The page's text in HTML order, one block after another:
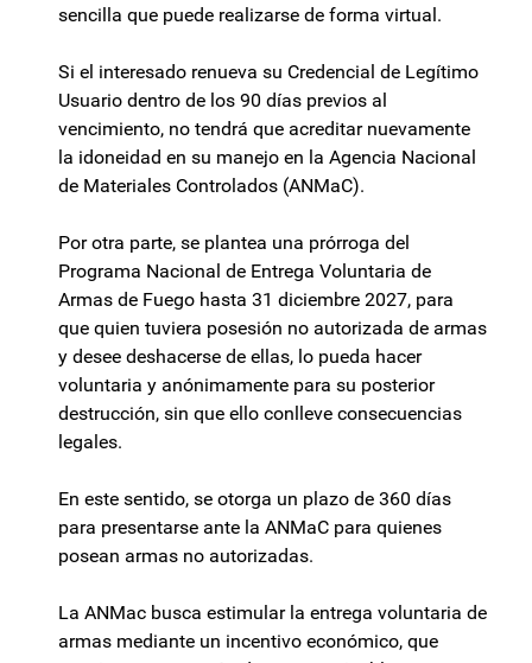
sencilla que puede realizarse de forma virtual.
Si el interesado renueva su Credencial de Legítimo
Usuario dentro de los 90 días previos al
vencimiento, no tendrá que acreditar nuevamente
la idoneidad en su manejo en la Agencia Nacional
de Materiales Controlados (ANMaC).
Por otra parte, se plantea una prórroga del
Programa Nacional de Entrega Voluntaria de
Armas de Fuego hasta 31 diciembre 2027, para
que quien tuviera posesión no autorizada de armas
y desee deshacerse de ellas, lo pueda hacer
voluntaria y anónimamente para su posterior
destrucción, sin que ello conlleve consecuencias
legales.
En este sentido, se otorga un plazo de 360 días
para presentarse ante la ANMaC para quienes
posean armas no autorizadas.
La ANMac busca estimular la entrega voluntaria de
armas mediante un incentivo económico, que